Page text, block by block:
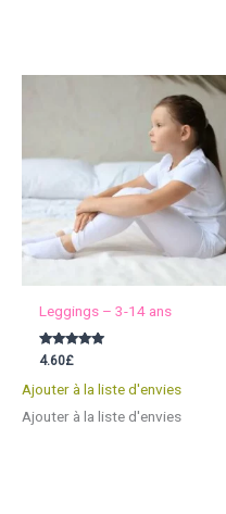
Leggings – 3-14 ans
Note
5.00
4.60£
Ajouter à la liste d'envies
Ajouter à la liste d'envies